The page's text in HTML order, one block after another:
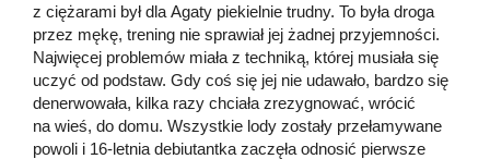
z ciężarami był dla Agaty piekielnie trudny. To była droga
przez mękę, trening nie sprawiał jej żadnej przyjemności.
Najwięcej problemów miała z techniką, której musiała się
uczyć od podstaw. Gdy coś się jej nie udawało, bardzo się
denerwowała, kilka razy chciała zrezygnować, wrócić
na wieś, do domu. Wszystkie lody zostały przełamywane
powoli i 16-letnia debiutantka zaczęła odnosić pierwsze